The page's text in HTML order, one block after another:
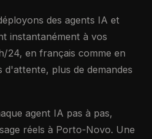
des agents IA et
instantanément à vos
24, en français comme en
d'attente, plus de demandes
agent IA pas à pas,
réels à Porto-Novo. Une